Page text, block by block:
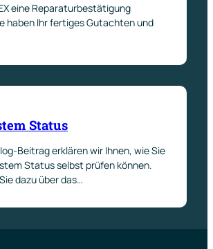
eine Reparaturbestätigung
haben Ihr fertiges Gutachten und
Status
Beitrag erklären wir Ihnen, wie Sie
Status selbst prüfen können.
dazu über das…